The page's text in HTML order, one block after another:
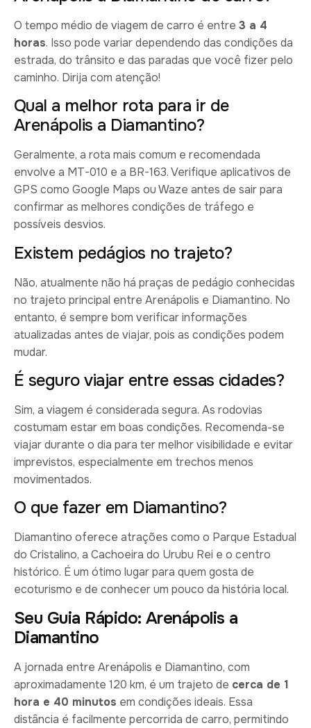
O tempo médio de viagem de carro é entre 3 a 4
horas. Isso pode variar dependendo das condições da
estrada, do trânsito e das paradas que você fizer pelo
caminho. Dirija com atenção!
Qual a melhor rota para ir de
Arenápolis a Diamantino?
Geralmente, a rota mais comum e recomendada
envolve a MT-010 e a BR-163. Verifique aplicativos de
GPS como Google Maps ou Waze antes de sair para
confirmar as melhores condições de tráfego e
possíveis desvios.
Existem pedágios no trajeto?
Não, atualmente não há praças de pedágio conhecidas
no trajeto principal entre Arenápolis e Diamantino. No
entanto, é sempre bom verificar informações
atualizadas antes de viajar, pois as condições podem
mudar.
É seguro viajar entre essas cidades?
Sim, a viagem é considerada segura. As rodovias
costumam estar em boas condições. Recomenda-se
viajar durante o dia para ter melhor visibilidade e evitar
imprevistos, especialmente em trechos menos
movimentados.
O que fazer em Diamantino?
Diamantino oferece atrações como o Parque Estadual
do Cristalino, a Cachoeira do Urubu Rei e o centro
histórico. É um ótimo lugar para quem gosta de
ecoturismo e de conhecer um pouco da história local.
Seu Guia Rápido: Arenápolis a
Diamantino
A jornada entre Arenápolis e Diamantino, com
aproximadamente 120 km, é um trajeto de cerca de 1
hora e 40 minutos em condições ideais. Essa
distância é facilmente percorrida de carro, permitindo